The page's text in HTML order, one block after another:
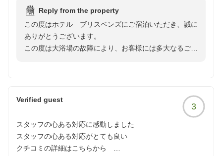
Reply from the property
この度はホテル ブリスベンズにご宿泊いただき、誠に
ありがとうございます。
この度は大浴場の故障により、お客様には多大なるご不
した。
現在は復旧しており、通常通り営業致しております。
今回頂戴したご意見を真摯に受け止め、今後の施設運営
の改善に努めてまいります。今回のご指摘については、
今後の参考にさせていただきます。
Verified guest
3
スタッフの心ある対応に感動しました
スタッフの心ある対応がとても良い
クチコミの詳細はこちらから